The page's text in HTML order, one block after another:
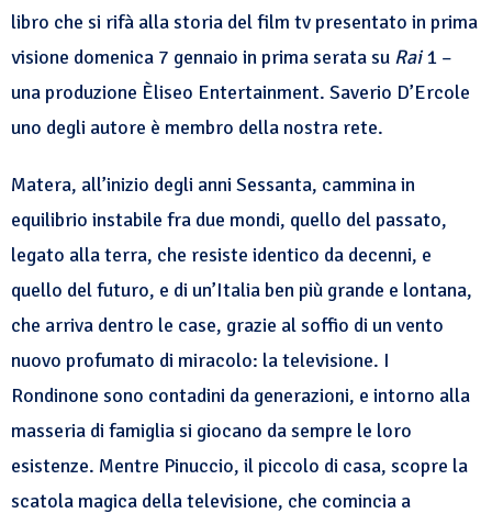
libro che si rifà alla storia del film tv presentato in prima
visione domenica 7 gennaio in prima serata su Rai1 –
una produzione Èliseo Entertainment. Saverio D’Ercole
uno degli autore è membro della nostra rete.
Matera, all’inizio degli anni Sessanta, cammina in
equilibrio instabile fra due mondi, quello del passato,
legato alla terra, che resiste identico da decenni, e
quello del futuro, e di un’Italia ben più grande e lontana,
che arriva dentro le case, grazie al soffio di un vento
nuovo profumato di miracolo: la televisione. I
Rondinone sono contadini da generazioni, e intorno alla
masseria di famiglia si giocano da sempre le loro
esistenze. Mentre Pinuccio, il piccolo di casa, scopre la
scatola magica della televisione, che comincia a